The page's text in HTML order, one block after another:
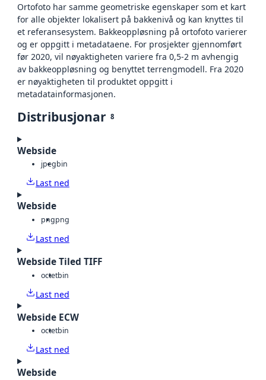
Ortofoto har samme geometriske egenskaper som et kart
for alle objekter lokalisert på bakkenivå og kan knyttes til
et referansesystem. Bakkeoppløsning på ortofoto varierer
og er oppgitt i metadataene. For prosjekter gjennomført
før 2020, vil nøyaktigheten variere fra 0,5-2 m avhengig
av bakkeoppløsning og benyttet terrengmodell. Fra 2020
er nøyaktigheten til produktet oppgitt i
metadatainformasjonen.
Distribusjonar 8
Webside
jpegbin
Last ned
Webside
pngpng
Last ned
Webside Tiled TIFF
octetbin
Last ned
Webside ECW
octetbin
Last ned
Webside